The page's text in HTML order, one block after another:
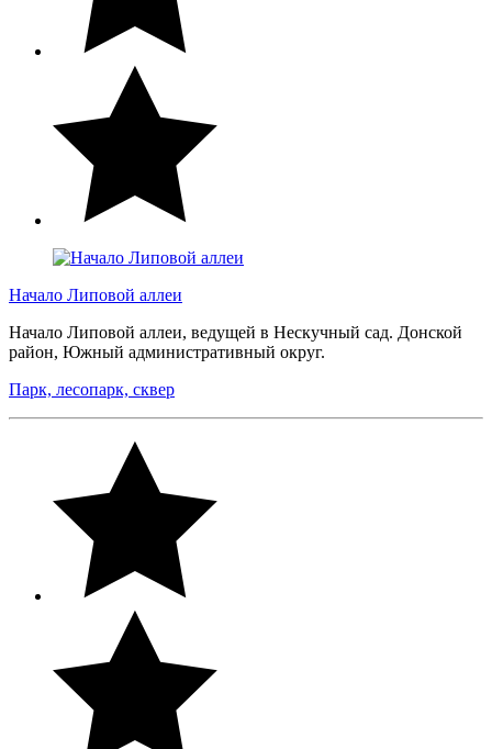
Начало Липовой аллеи
Начало Липовой аллеи, ведущей в Нескучный сад. Донской
район, Южный административный округ.
Парк, лесопарк, сквер